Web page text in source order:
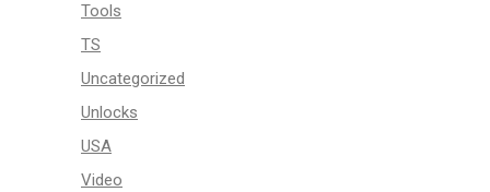
Tools
TS
Uncategorized
Unlocks
USA
Video